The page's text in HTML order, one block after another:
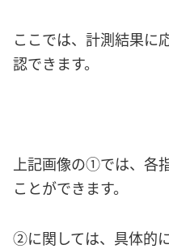
ここでは、計測結果に
認できます。
上記画像の①では、各
ことができます。
②に関しては、具体的